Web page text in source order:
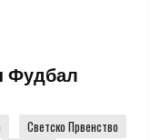
Фудбал
Светско Првенство